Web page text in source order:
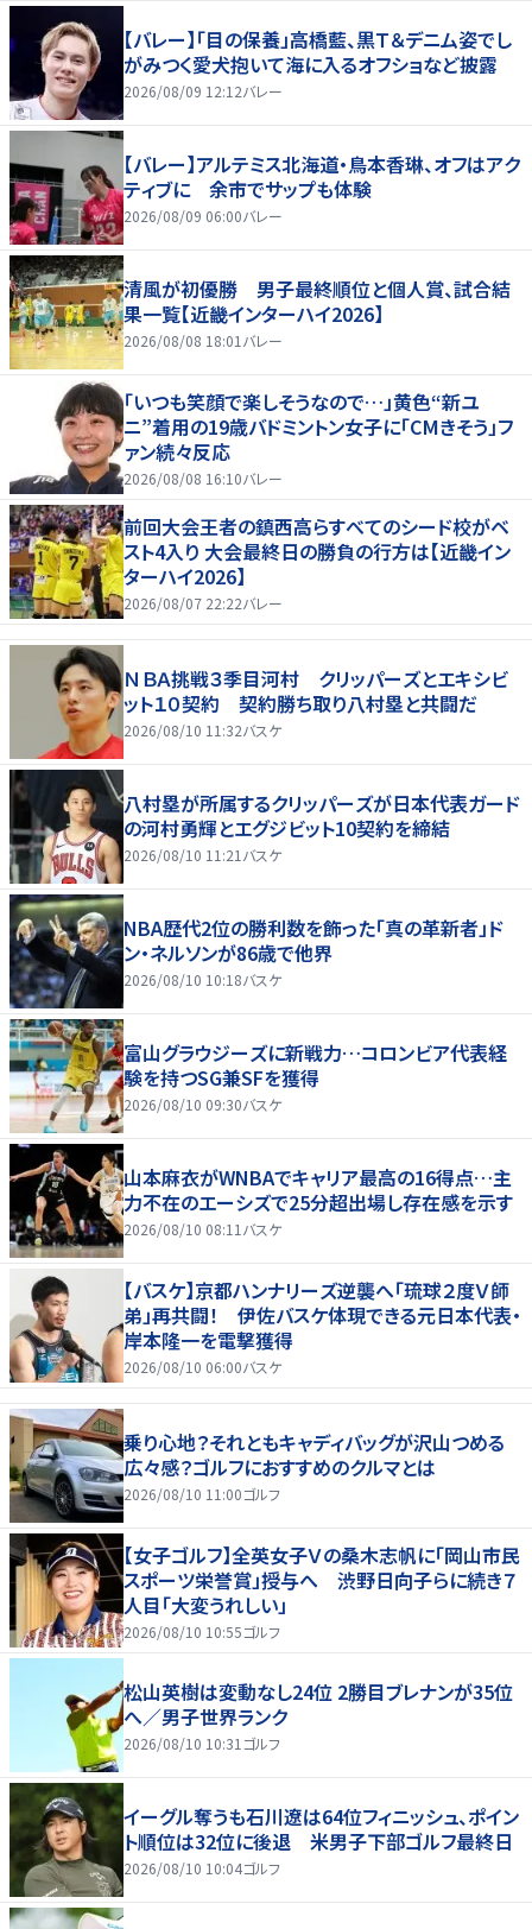
【バレー】「目の保養」高橋藍、黒Ｔ＆デニム姿でし
がみつく愛犬抱いて海に入るオフショなど披露
2026/08/09 12:12バレー
【バレー】アルテミス北海道・鳥本香琳、オフはアク
ティブに 余市でサップも体験
2026/08/09 06:00バレー
清風が初優勝 男子最終順位と個人賞、試合結
果一覧【近畿インターハイ2026】
2026/08/08 18:01 バレー
「いつも笑顔で楽しそうなので…」黄色“新ユ
ニ”着用の19歳バドミントン女子に「CMきそう」フ
ァン続々反応
2026/08/08 16:10バレー
前回大会王者の鎮西高らすべてのシード校がベ
スト4入り 大会最終日の勝負の行方は【近畿イン
ターハイ2026】
2026/08/07 22:22バレー
ＮＢＡ挑戦３季目河村 クリッパーズとエキシビ
ット１０契約 契約勝ち取り八村塁と共闘だ
2026/08/10 11:32バスケ
八村塁が所属するクリッパーズが日本代表ガード
の河村勇輝とエグジビット10契約を締結
2026/08/10 11:21 バスケ
NBA歴代2位の勝利数を飾った「真の革新者」ド
ン・ネルソンが86歳で他界
2026/08/10 10:18バスケ
富山グラウジーズに新戦力…コロンビア代表経
験を持つSG兼SFを獲得
2026/08/10 09:30バスケ
山本麻衣がWNBAでキャリア最高の16得点…主
力不在のエーシズで25分超出場し存在感を示す
2026/08/10 08:11 バスケ
【バスケ】京都ハンナリーズ逆襲へ「琉球２度Ｖ師
弟」再共闘！ 伊佐バスケ体現できる元日本代表・
岸本隆一を電撃獲得
2026/08/10 06:00バスケ
乗り心地？それともキャディバッグが沢山つめる
広々感？ゴルフにおすすめのクルマとは
2026/08/10 11:00ゴルフ
【女子ゴルフ】全英女子Ｖの桑木志帆に「岡山市民
スポーツ栄誉賞」授与へ 渋野日向子らに続き７
人目「大変うれしい」
2026/08/10 10:55ゴルフ
松山英樹は変動なし24位 2勝目ブレナンが35位
へ／男子世界ランク
2026/08/10 10:31 ゴルフ
イーグル奪うも石川遼は64位フィニッシュ、ポイン
ト順位は32位に後退 米男子下部ゴルフ最終日
2026/08/10 10:04ゴルフ